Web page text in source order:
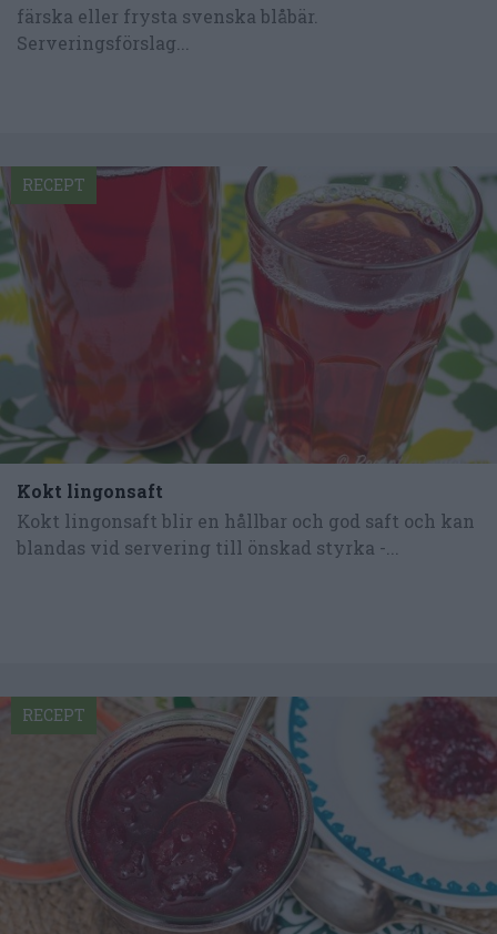
färska eller frysta svenska blåbär.
Serveringsförslag...
Kokt lingonsaft
Kokt lingonsaft blir en hållbar och god saft och kan
blandas vid servering till önskad styrka -...
RECEPT
RECEPT